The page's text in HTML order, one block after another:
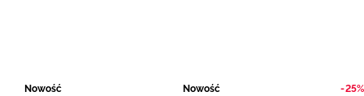
Nowość Nowość -25%